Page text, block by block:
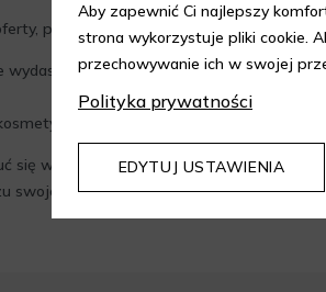
ponieważ:
wydasz wiele, a kompleksowo o siebie
od najlepszych marek.
się w swoim ciele? Sprawdź produkty,
swojej łazienki.
Aby zapewnić Ci najlepszy
strona wykorzystuje pliki cookie.
przechowywanie ich w swojej
Polityka prywatności
EDYTUJ USTAWIENIA